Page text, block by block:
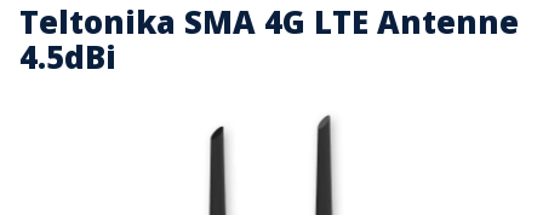
Teltonika SMA 4G LTE Antenne
4.5dBi